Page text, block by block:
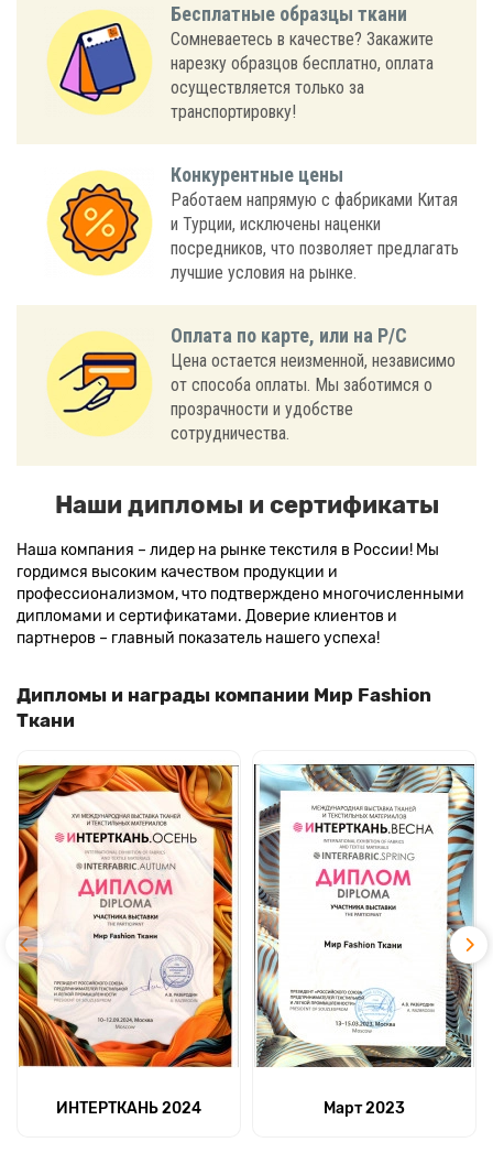
Бесплатные образцы ткани
Сомневаетесь в качестве? Закажите
нарезку образцов бесплатно, оплата
осуществляется только за
транспортировку!
Конкурентные цены
Работаем напрямую с фабриками Китая
и Турции, исключены наценки
посредников, что позволяет предлагать
лучшие условия на рынке.
Оплата по карте, или на Р/С
Цена остается неизменной, независимо
от способа оплаты. Мы заботимся о
прозрачности и удобстве
сотрудничества.
Наши дипломы и сертификаты
Наша компания – лидер на рынке текстиля в России! Мы
гордимся высоким качеством продукции и
профессионализмом, что подтверждено многочисленными
дипломами и сертификатами. Доверие клиентов и
партнеров – главный показатель нашего успеха!
Дипломы и награды компании Мир Fashion
Ткани
ИНТЕРТКАНЬ 2024 Март 2023